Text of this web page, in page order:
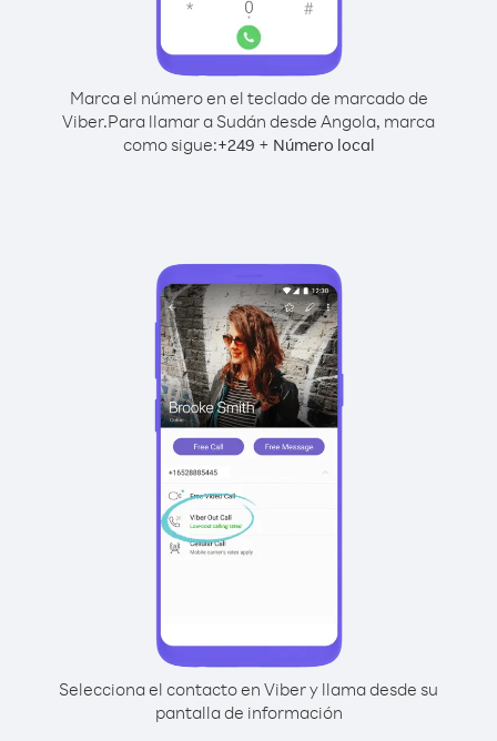
Marca el número en el teclado de marcado de
Viber.Para llamar a Sudán desde Angola, marca
como sigue:+249 + Número local
Selecciona el contacto en Viber y llama desde su
pantalla de información